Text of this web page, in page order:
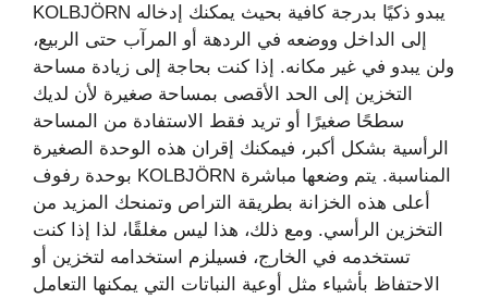
KOLBJÖRN يبدو ذكيًا بدرجة كافية بحيث يمكنك إدخاله
إلى الداخل ووضعه في الردهة أو المرآب حتى الربيع،
ولن يبدو في غير مكانه. إذا كنت بحاجة إلى زيادة مساحة
التخزين إلى الحد الأقصى بمساحة صغيرة لأن لديك
سطحًا صغيرًا أو تريد فقط الاستفادة من المساحة
الرأسية بشكل أكبر، فيمكنك إقران هذه الوحدة الصغيرة
بوحدة رفوف KOLBJÖRN المناسبة. يتم وضعها مباشرة
أعلى هذه الخزانة بطريقة التراص وتمنحك المزيد من
التخزين الرأسي. ومع ذلك، هذا ليس مغلقًا، لذا إذا كنت
تستخدمه في الخارج، فسيلزم استخدامه لتخزين أو
الاحتفاظ بأشياء مثل أوعية النباتات التي يمكنها التعامل